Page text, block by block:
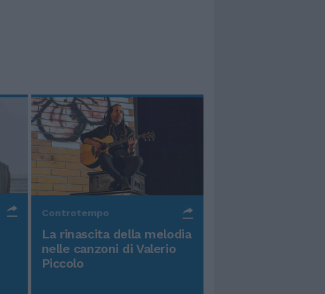
Controtempo
La rinascita della melodia
nelle canzoni di Valerio
Piccolo